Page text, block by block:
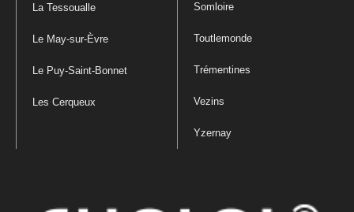
La Tessoualle
Le May-sur-Èvre
Le Puy-Saint-Bonnet
Les Cerqueux
Somloire
Toutlemonde
Trémentines
Vezins
Yzernay